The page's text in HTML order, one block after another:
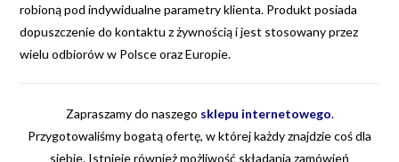
robioną pod indywidualne parametry klienta. Produkt posiada
dopuszczenie do kontaktu z żywnością i jest stosowany przez
wielu odbiorów w Polsce oraz Europie.
Zapraszamy do naszego sklepu internetowego.
Przygotowaliśmy bogatą ofertę, w której każdy znajdzie coś dla
siebie. Istnieje również możliwość składania zamówień